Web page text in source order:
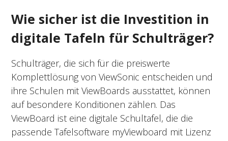
Wie sicher ist die Investition in
digitale Tafeln für Schulträger?
Schulträger, die sich für die preiswerte
Komplettlösung von ViewSonic entscheiden und
ihre Schulen mit ViewBoards ausstattet, können
auf besondere Konditionen zählen. Das
ViewBoard ist eine digitale Schultafel, die die
passende Tafelsoftware myViewboard mit Lizenz